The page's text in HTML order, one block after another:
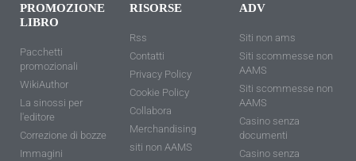
PROMOZIONE
LIBRO
Pacchetti
promozionali
WikiAuthor
La sinossi per
l'editore
Correzione di bozze
Immagini
RISORSE
Rss
Contatti
Privacy Policy
Cookie Policy
Collabora
Merchandising
siti non AAMS
ADV
Siti non ams
Siti scommesse non
AAMS
Siti scommesse non
AAMS
Casino senza
documenti
Casino senza